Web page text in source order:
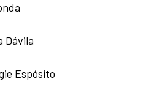
Dávila
Espósito